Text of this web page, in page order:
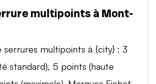
multipoints à Mont-
serrures multipoints à {city} : 3
standard), 5 points (haute